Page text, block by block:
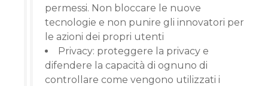
permessi. Non bloccare le nuove
tecnologie e non punire gli innovatori per
le azioni dei propri utenti
Privacy: proteggere la privacy e
difendere la capacità di ognuno di
controllare come vengono utilizzati i